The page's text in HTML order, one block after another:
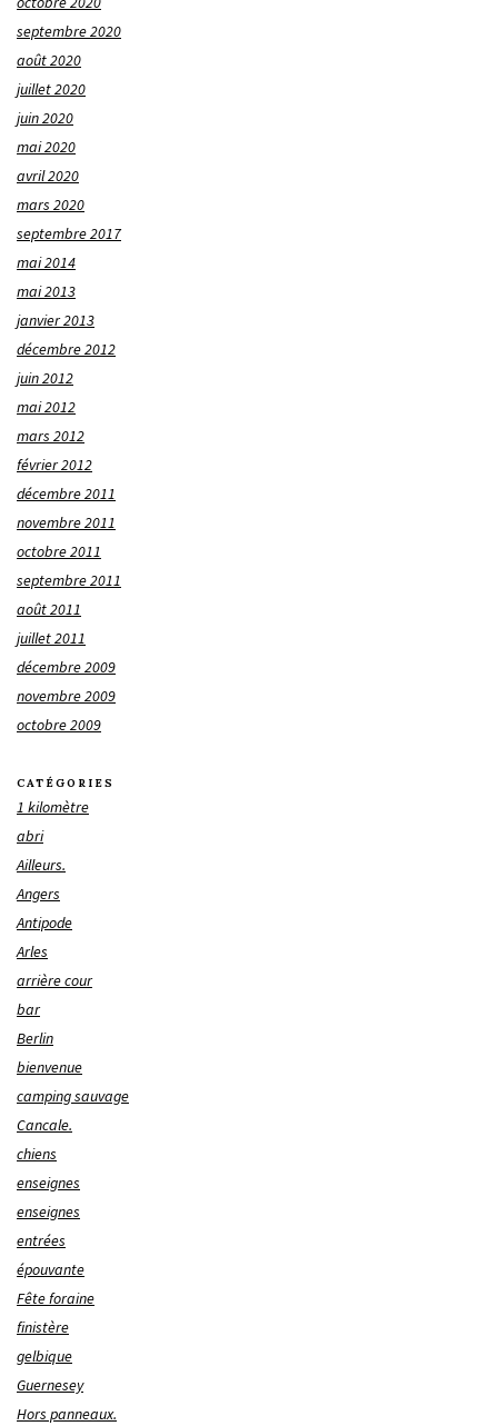
septembre 2020
août 2020
juillet 2020
juin 2020
mai 2020
avril 2020
mars 2020
septembre 2017
mai 2014
mai 2013
janvier 2013
décembre 2012
juin 2012
mai 2012
mars 2012
février 2012
décembre 2011
novembre 2011
octobre 2011
septembre 2011
août 2011
juillet 2011
décembre 2009
novembre 2009
octobre 2009
CATÉGORIES
1 kilomètre
abri
Ailleurs.
Angers
Antipode
Arles
arrière cour
bar
Berlin
bienvenue
camping sauvage
Cancale.
chiens
enseignes
enseignes
entrées
épouvante
Fête foraine
finistère
gelbique
Guernesey
Hors panneaux.